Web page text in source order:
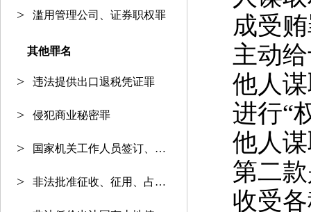
滥用管理公司、证券职权罪
其他罪名
违法提供出口退税凭证罪
侵犯商业秘密罪
国家机关工作人员签订、履行合同
非法批准征收、征用、占用土地罪
成受
主动
他人
进行“
他人
第二
收受